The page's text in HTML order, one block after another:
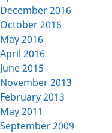
December 2016
October 2016
May 2016
April 2016
June 2015
November 2013
February 2013
May 2011
September 2009